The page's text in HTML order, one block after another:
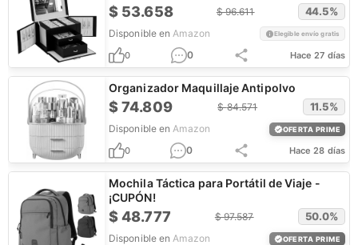
$ 53.658 $96.611 44.5%
Disponible en Amazon Elegible envío gratis
0 0 Hace 27 días
Organizador Maquillaje Antipolvo
$74.809 $84.571 11.5%
Disponible en Amazon OFERTA PRIME
0 0 Hace 28 días
Mochila Táctica para Portátil de Viaje -
¡CUPÓN!
$48.777 $97.587 50.0%
Disponible en Amazon OFERTA PRIME